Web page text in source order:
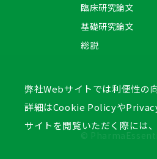
弊社Webサイトでは利便性の
詳細はCookie Policyや
サイトを閲覧いただく際には
臨床研究論文
基礎研究論文
総説
©